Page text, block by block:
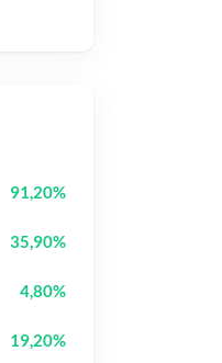
91,20%
35,90%
4,80%
19,20%